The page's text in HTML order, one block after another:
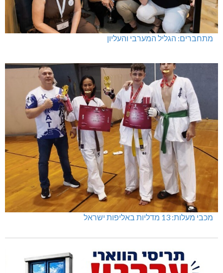
מתחברים: הגליל המערבי והעליון
מכבי מעלות: 13 מדליות באליפות ישראל